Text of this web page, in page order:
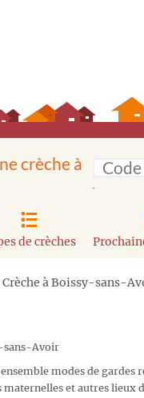
crèche à
de crèches
Crèche à Boissy-sans-
sans-Avoir
modes de gardes
et autres lieux